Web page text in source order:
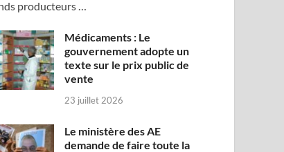
producteurs …
Médicaments : Le
gouvernement adopte un
texte sur le prix public de
vente
23 juillet 2026
Le ministère des AE
demande de faire toute la